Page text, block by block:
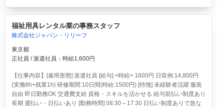
福祉用具レンタル業の事務スタッフ
株式会社ジャパン・リリーフ
東京都
正社員 / 派遣社員：時給1,600円
【仕事内容】[雇用形態] 派遣社員 [給与] <時給> 1600円 日収例:14,800円
(実働8h+残業1h) 研修期間:10日間(時給:1500円) [特徴] 未経験者活躍 服装
自由 即日勤務OK 交通費支給 資格・スキルを活かせる 給与前払い制度あり
長期 週払い・日払いあり [勤務時間] 08:30～17:30 日払い制度ありで急な